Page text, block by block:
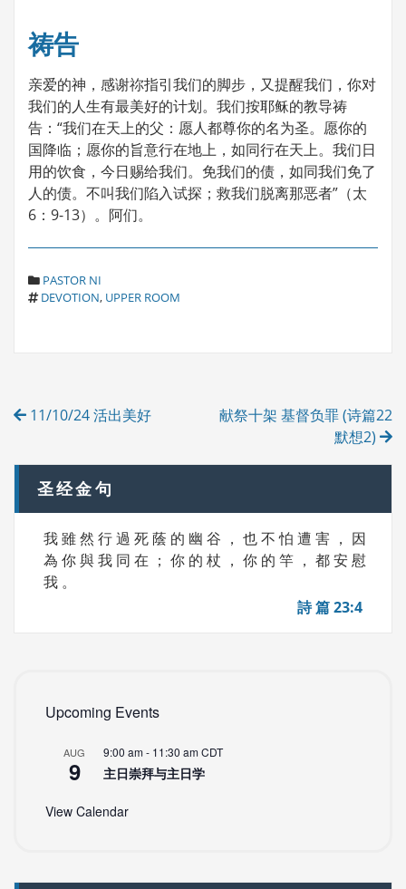
祷告
亲爱的神，感谢祢指引我们的脚步，又提醒我们，你对
我们的人生有最美好的计划。我们按耶稣的教导祷
告：“我们在天上的父：愿人都尊你的名为圣。愿你的
国降临；愿你的旨意行在地上，如同行在天上。我们日
用的饮食，今日赐给我们。免我们的债，如同我们免了
人的债。不叫我们陷入试探；救我们脱离那恶者”（太
6：9-13）。阿们。
C
A
E
PASTOR NI
T
DEVOTION, UPPER ROOM
Post
11/10/24 活出美好
献祭十架 基督负罪 (诗篇22
默想2)
圣经金句
我 雖 然 行 過 死 蔭 的 幽 谷 ， 也 不 怕 遭 害 ， 因
為 你 與 我 同 在 ； 你 的 杖 ， 你 的 竿 ， 都 安 慰
我 。
詩 篇 23:4
Upcoming Events
AUG
9
9:00 am- 11:30 amCDT
主日崇拜与主日学
View Calendar